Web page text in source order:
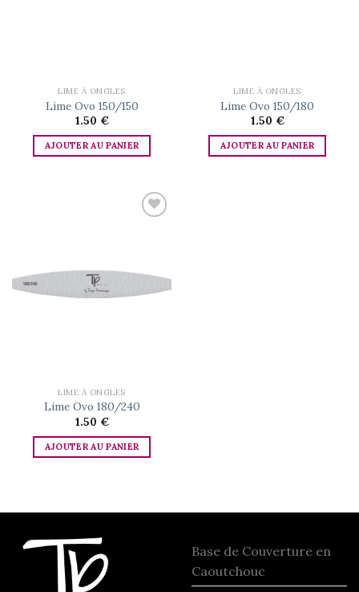
LIME À ONGLES
Lime Ovo 150/150
1.50 €
AJOUTER AU PANIER
LIME À ONGLES
Lime Ovo 150/180
1.50 €
AJOUTER AU PANIER
LIME À ONGLES
Lime Ovo 180/240
1.50 €
AJOUTER AU PANIER
Base de Couverture en
Caoutchouc